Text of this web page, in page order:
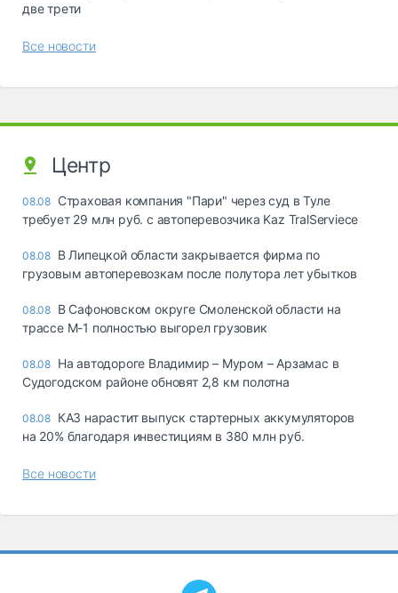
две трети
Все новости
Центр
08.08 Страховая компания "Пари" через суд в Туле
требует 29 млн руб. с автоперевозчика Kaz TralServiece
08.08 В Липецкой области закрывается фирма по
грузовым автоперевозкам после полутора лет убытков
08.08 В Сафоновском округе Смоленской области на
трассе М-1 полностью выгорел грузовик
08.08 На автодороге Владимир – Муром – Арзамас в
Судогодском районе обновят 2,8 км полотна
08.08 КАЗ нарастит выпуск стартерных аккумуляторов
на 20% благодаря инвестициям в 380 млн руб.
Все новости